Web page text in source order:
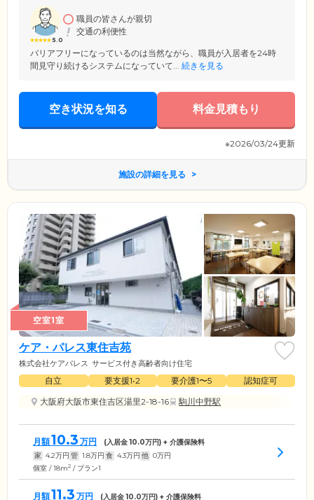
5.0
職員の皆さんが親切
交通の利便性
バリアフリーになっているのは当然ながら、職員が入居者を24時
間見守り続けるシステムになっていて... 続きを見る
空き状況を知る 料金見積もり
※2026/03/24更新
施設の詳細を見る
空室1室
ケア・パレス東住吉苑
株式会社ケアパレス サービス付き高齢者向け住宅
自立 要支援1•2 要介護1〜5
認知症可
大阪府大阪市東住吉区湯里2-18-16
駒川中野駅
月額10.3 万円 (入居金10.0万円) + 介護保険料
家 4.2万円 管 1.8万円 食 4.3万円 他 0万円
個室 / 18m2 / プラン1
月額11.3 万円 (入居金10.0万円) + 介護保険料